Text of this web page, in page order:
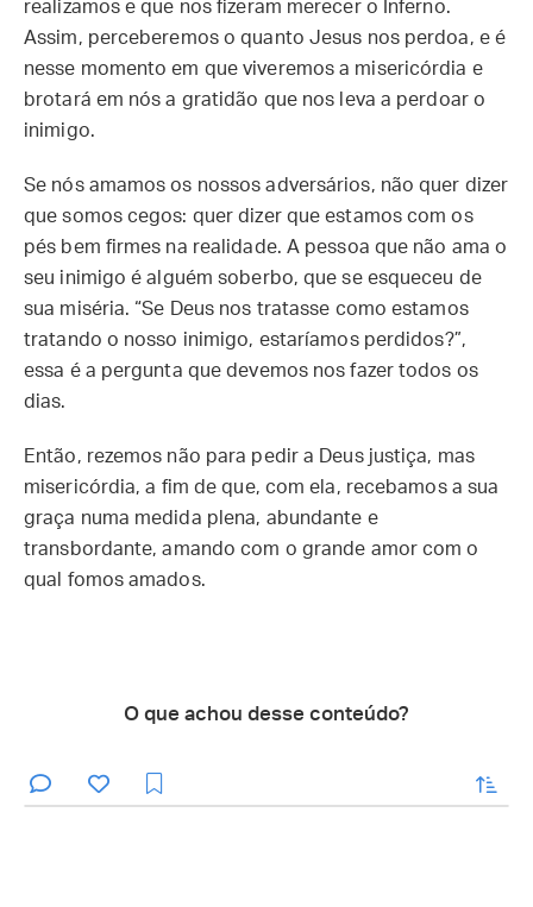
realizamos e que nos fizeram merecer o Inferno.
Assim, perceberemos o quanto Jesus nos perdoa, e é
nesse momento em que viveremos a misericórdia e
brotará em nós a gratidão que nos leva a perdoar o
inimigo.
Se nós amamos os nossos adversários, não quer dizer
que somos cegos: quer dizer que estamos com os
pés bem firmes na realidade. A pessoa que não ama o
seu inimigo é alguém soberbo, que se esqueceu de
sua miséria. “Se Deus nos tratasse como estamos
tratando o nosso inimigo, estaríamos perdidos?”,
essa é a pergunta que devemos nos fazer todos os
dias.
Então, rezemos não para pedir a Deus justiça, mas
misericórdia, a fim de que, com ela, recebamos a sua
graça numa medida plena, abundante e
transbordante, amando com o grande amor com o
qual fomos amados.
O que achou desse conteúdo?
enviar